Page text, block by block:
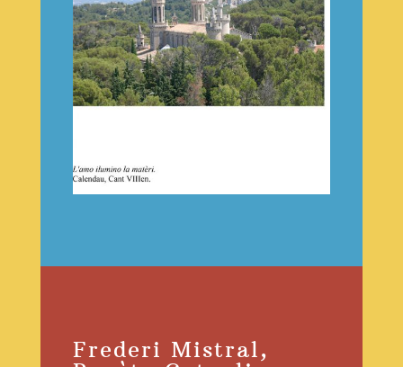
Frederi Mistral,